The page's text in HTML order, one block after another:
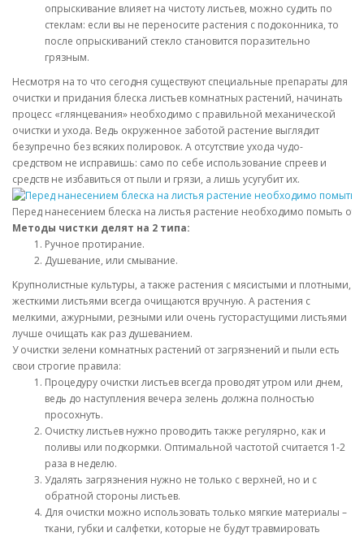
опрыскивание влияет на чистоту листьев, можно судить по
стеклам: если вы не переносите растения с подоконника, то
после опрыскиваний стекло становится поразительно
грязным.
Несмотря на то что сегодня существуют специальные препараты для
очистки и придания блеска листьев комнатных растений, начинать
процесс «глянцевания» необходимо с правильной механической
очистки и ухода. Ведь окруженное заботой растение выглядит
безупречно без всяких полировок. А отсутствие ухода чудо-
средством не исправишь: само по себе использование спреев и
средств не избавиться от пыли и грязи, а лишь усугубит их.
Перед нанесением блеска на листья растение необходимо помыть от
Методы чистки делят на 2 типа:
Ручное протирание.
Душевание, или смывание.
Крупнолистные культуры, а также растения с мясистыми и плотными,
жесткими листьями всегда очищаются вручную. А растения с
мелкими, ажурными, резными или очень густорастущими листьями
лучше очищать как раз душеванием.
У очистки зелени комнатных растений от загрязнений и пыли есть
свои строгие правила:
Процедуру очистки листьев всегда проводят утром или днем,
ведь до наступления вечера зелень должна полностью
просохнуть.
Очистку листьев нужно проводить также регулярно, как и
поливы или подкормки. Оптимальной частотой считается 1-2
раза в неделю.
Удалять загрязнения нужно не только с верхней, но и с
обратной стороны листьев.
Для очистки можно использовать только мягкие материалы –
ткани, губки и салфетки, которые не будут травмировать